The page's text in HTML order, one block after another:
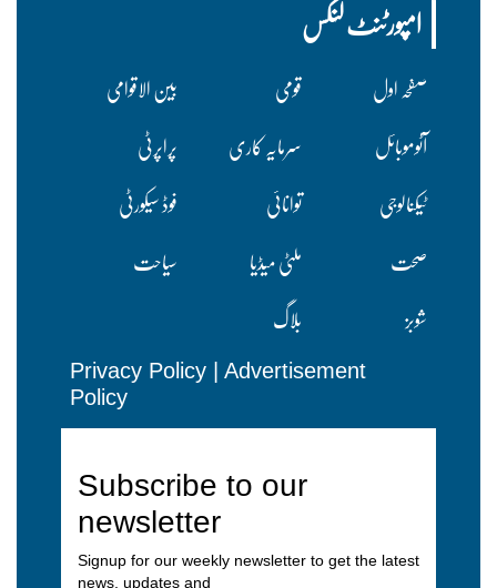
امپورٹنٹ لنکس
صفحہ اول قومی
بین الاقوامی
آٹوموبائل
سرمایہ کاری
پراپرٹی
ٹیکنالوجی
توانائی
فوڈ سیکورٹی
صحت
ملٹی میڈیا
سیاحت
شوبز
بلاگ
Privacy Policy
Advertisement
Policy
Subscribe to our
newsletter
Signup for our weekly newsletter to get the latest
news, updates and